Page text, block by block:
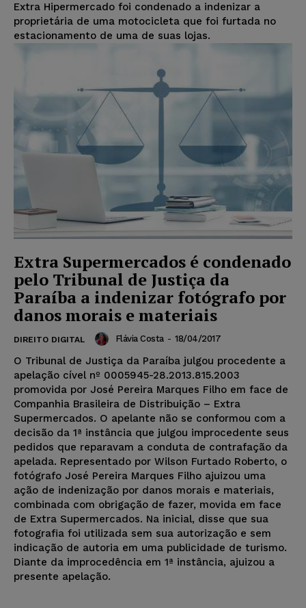
Extra Hipermercado foi condenado a indenizar a
proprietária de uma motocicleta que foi furtada no
estacionamento de uma de suas lojas.
Extra Supermercados é condenado
pelo Tribunal de Justiça da
Paraíba a indenizar fotógrafo por
danos morais e materiais
DIREITO DIGITAL Flávia Costa - 18/04/2017
O Tribunal de Justiça da Paraíba julgou procedente a
apelação cível nº 0005945-28.2013.815.2003
promovida por José Pereira Marques Filho em face de
Companhia Brasileira de Distribuição – Extra
Supermercados. O apelante não se conformou com a
decisão da 1ª instância que julgou improcedente seus
pedidos que reparavam a conduta de contrafação da
apelada. Representado por Wilson Furtado Roberto, o
fotógrafo José Pereira Marques Filho ajuizou uma
ação de indenização por danos morais e materiais,
combinada com obrigação de fazer, movida em face
de Extra Supermercados. Na inicial, disse que sua
fotografia foi utilizada sem sua autorização e sem
indicação de autoria em uma publicidade de turismo.
Diante da improcedência em 1ª instância, ajuizou a
presente apelação.